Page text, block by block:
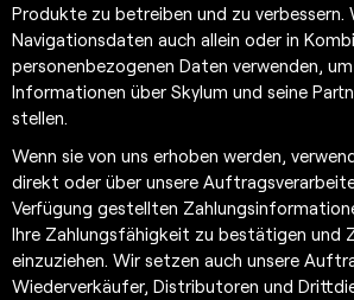
Produkte zu betreiben und zu verbessern.
Navigationsdaten auch allein oder in
personenbezogenen Daten verwenden,
Informationen über Skylum und seine
stellen.
Wenn sie von uns erhoben werden,
direkt oder über unsere
Verfügung gestellten
Ihre Zahlungsfähigkeit zu bestätigen und
einzuziehen. Wir setzen auch unsere
Wiederverkäufer, Distributoren und